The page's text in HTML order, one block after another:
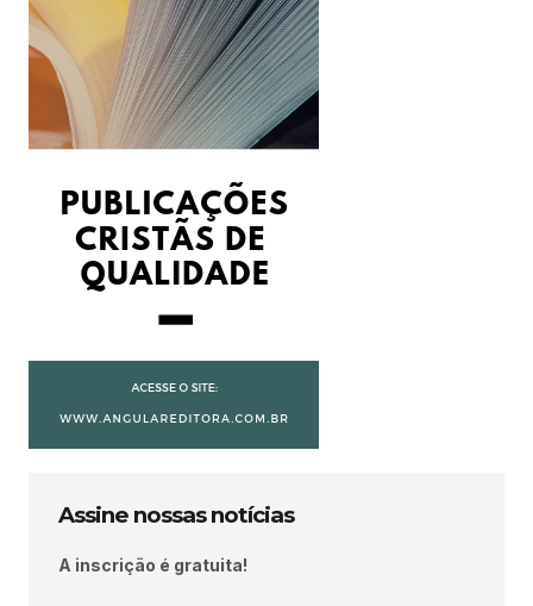
Assine nossas notícias
A inscrição é gratuita!